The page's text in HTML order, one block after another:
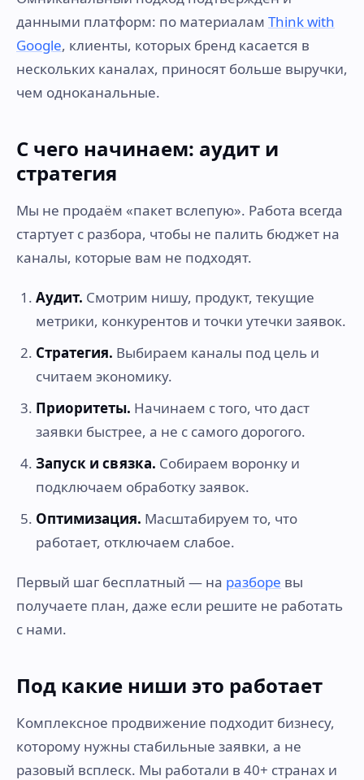
данными платформ: по материалам Think with
Google, клиенты, которых бренд касается в
нескольких каналах, приносят больше выручки,
чем одноканальные.
С чего начинаем: аудит и
стратегия
Мы не продаём «пакет вслепую». Работа всегда
стартует с разбора, чтобы не палить бюджет на
каналы, которые вам не подходят.
Аудит. Смотрим нишу, продукт, текущие
метрики, конкурентов и точки утечки заявок.
Стратегия. Выбираем каналы под цель и
считаем экономику.
Приоритеты. Начинаем с того, что даст
заявки быстрее, а не с самого дорогого.
Запуск и связка. Собираем воронку и
подключаем обработку заявок.
Оптимизация. Масштабируем то, что
работает, отключаем слабое.
Первый шаг бесплатный — на разборе вы
получаете план, даже если решите не работать
с нами.
Под какие ниши это работает
Комплексное продвижение подходит бизнесу,
которому нужны стабильные заявки, а не
разовый всплеск. Мы работали в 40+ странах и